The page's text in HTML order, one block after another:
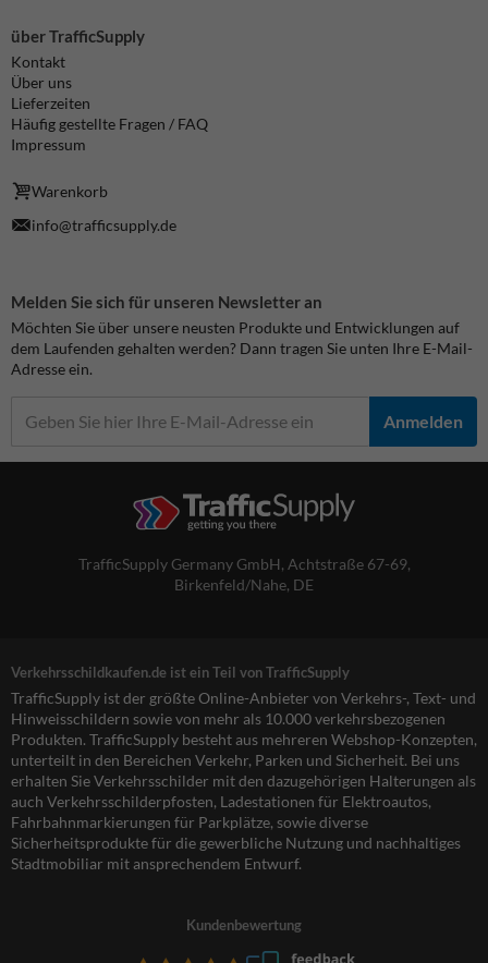
über TrafficSupply
Kontakt
Über uns
Lieferzeiten
Häufig gestellte Fragen / FAQ
Impressum
Warenkorb
info@trafficsupply.de
Melden Sie sich für unseren Newsletter an
Möchten Sie über unsere neusten Produkte und Entwicklungen auf
dem Laufenden gehalten werden? Dann tragen Sie unten Ihre E-Mail-
Adresse ein.
Anmelden
TrafficSupply Germany GmbH, Achtstraße 67-69,
Birkenfeld/Nahe, DE
Verkehrsschildkaufen.de ist ein Teil von TrafficSupply
TrafficSupply ist der größte Online-Anbieter von Verkehrs-, Text- und
Hinweisschildern sowie von mehr als 10.000 verkehrsbezogenen
Produkten. TrafficSupply besteht aus mehreren Webshop-Konzepten,
unterteilt in den Bereichen Verkehr, Parken und Sicherheit. Bei uns
erhalten Sie Verkehrsschilder mit den dazugehörigen Halterungen als
auch Verkehrsschilderpfosten, Ladestationen für Elektroautos,
Fahrbahnmarkierungen für Parkplätze, sowie diverse
Sicherheitsprodukte für die gewerbliche Nutzung und nachhaltiges
Stadtmobiliar mit ansprechendem Entwurf.
Kundenbewertung